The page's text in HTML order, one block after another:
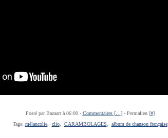
Posté par Bazaart à 06:00 - Commentaires [… ]- Permalien [#]
Tags: mélancolie, clio, CARAMBOLAGES album de chanson française